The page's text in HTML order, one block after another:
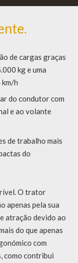
de cargas graças
kg e uma
km/h
do condutor com
e ao volante
de trabalho mais
do
O trator
apenas pela sua
atração devido ao
do que apenas
com
como contribui